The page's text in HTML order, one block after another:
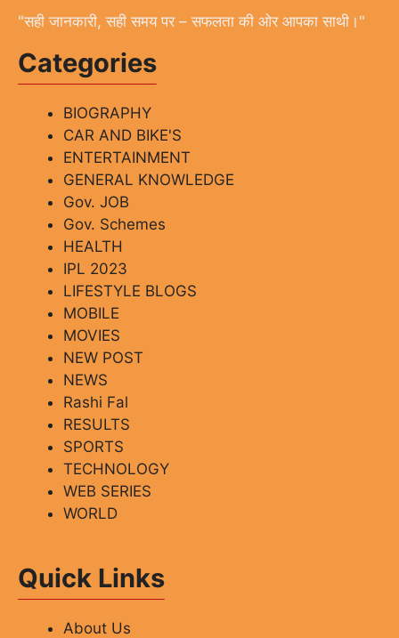
"सही जानकारी, सही समय पर – सफलता की ओर आपका साथी।"
Categories
BIOGRAPHY
CAR AND BIKE'S
ENTERTAINMENT
GENERAL KNOWLEDGE
Gov. JOB
Gov. Schemes
HEALTH
IPL 2023
LIFESTYLE BLOGS
MOBILE
MOVIES
NEW POST
NEWS
Rashi Fal
RESULTS
SPORTS
TECHNOLOGY
WEB SERIES
WORLD
Quick Links
About Us